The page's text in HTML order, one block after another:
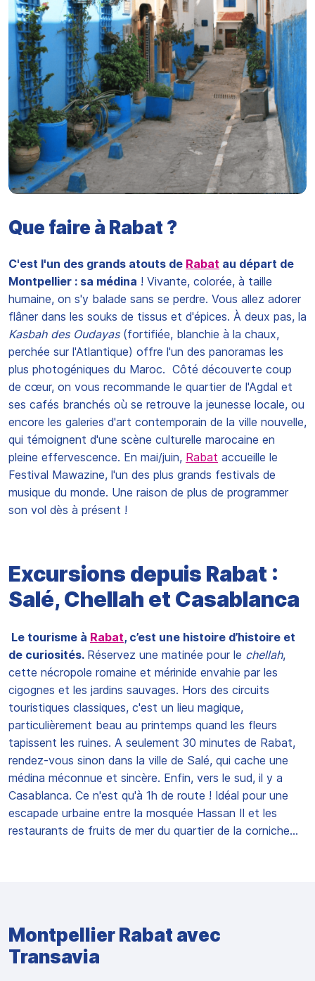
Que faire à Rabat ?
C'est l'un des grands atouts de Rabat au départ de
Montpellier : sa médina ! Vivante, colorée, à taille
humaine, on s'y balade sans se perdre. Vous allez adorer
flâner dans les souks de tissus et d'épices. À deux pas, la
Kasbah des Oudayas(fortifiée, blanchie à la chaux,
perchée sur l'Atlantique) offre l'un des panoramas les
plus photogéniques du Maroc. Côté découverte coup
de cœur, on vous recommande le quartier de l'Agdal et
ses cafés branchés où se retrouve la jeunesse locale, ou
encore les galeries d'art contemporain de la ville nouvelle,
qui témoignent d'une scène culturelle marocaine en
pleine effervescence. En mai/juin, Rabat accueille le
Festival Mawazine, l'un des plus grands festivals de
musique du monde. Une raison de plus de programmer
son vol dès à présent !
Excursions depuis Rabat :
Salé, Chellah et Casablanca
Le tourisme à Rabat, c’est une histoire d’histoire et
de curiosités. Réservez une matinée pour le chellah,
cette nécropole romaine et mérinide envahie par les
cigognes et les jardins sauvages. Hors des circuits
touristiques classiques, c'est un lieu magique,
particulièrement beau au printemps quand les fleurs
tapissent les ruines. A seulement 30 minutes de Rabat,
rendez-vous sinon dans la ville de Salé, qui cache une
médina méconnue et sincère. Enfin, vers le sud, il y a
Casablanca. Ce n'est qu'à 1h de route ! Idéal pour une
escapade urbaine entre la mosquée Hassan II et les
restaurants de fruits de mer du quartier de la corniche…
Montpellier Rabat avec
Transavia